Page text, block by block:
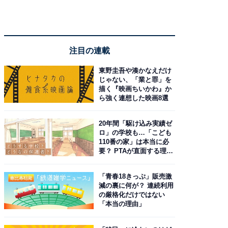
注目の連載
東野圭吾や湊かなえだけ
じゃない、「業と罪」を
描く『映画ちいかわ』か
ら強く連想した映画8選
20年間「駆け込み実績ゼ
ロ」の学校も…「こども
110番の家」は本当に必
要？ PTAが直面する理想
「青春18きっぷ」販売激
減の裏に何が？ 連続利用
の厳格化だけではない
「本当の理由」